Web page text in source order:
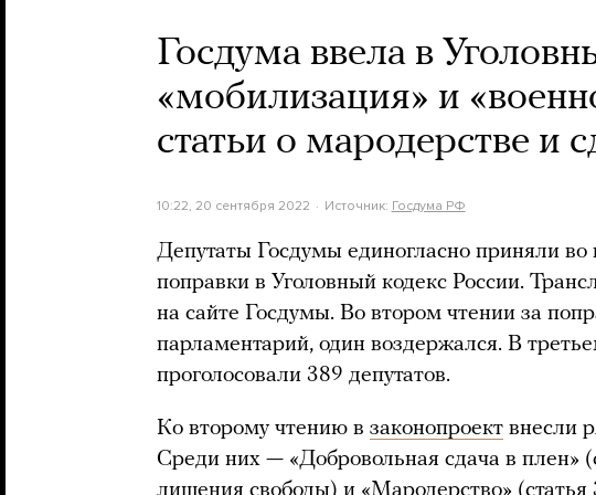
Госдума ввела в
«мобилизация» и
статьи о мародерстве и
10:22, 20 сентября 2022 Источник: Госдума РФ
Депутаты Госдумы единогласно приняли во
поправки в Уголовный кодекс России.
на сайте Госдумы. Во втором чтении за
парламентарий, один воздержался. В
проголосовали 389 депутатов.
Ко второму чтению в законопроект внесли
Среди них — «Добровольная сдача в плен»
лишения свободы) и «Мародерство» (статья